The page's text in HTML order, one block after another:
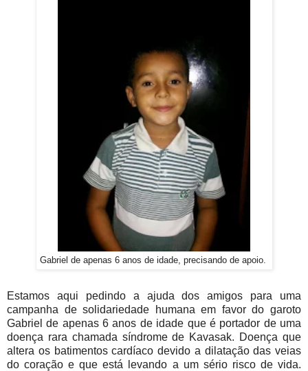
Gabriel de apenas 6 anos de idade, precisando de apoio.
Estamos aqui pedindo a ajuda dos amigos para uma
campanha de solidariedade humana em favor do garoto
Gabriel de apenas 6 anos de idade que é portador de uma
doença rara chamada síndrome de Kavasak. Doença que
altera os batimentos cardíaco devido a dilatação das veias
do coração e que está levando a um sério risco de vida.